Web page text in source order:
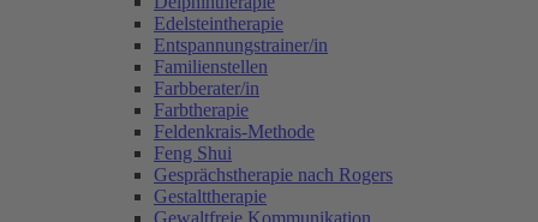
Edelsteintherapie
Entspannungstrainer/in
Familienstellen
Farbberater/in
Farbtherapie
Feldenkrais-Methode
Feng Shui
Gesprächstherapie nach Rogers
Gestalttherapie
Gewaltfreie Kommunikation